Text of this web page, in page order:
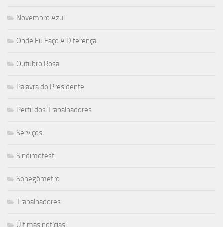
Novembro Azul
Onde Eu Faço A Diferença
Outubro Rosa
Palavra do Presidente
Perfil dos Trabalhadores
Serviços
Sindimofest
Sonegômetro
Trabalhadores
Últimas notícias